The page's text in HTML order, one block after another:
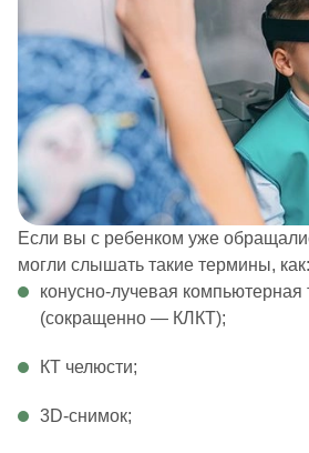
Если вы с ребенком уже
могли слышать такие термины, как:
конусно-лучевая
(сокращенно — КЛКТ);
КТ челюсти;
3D-снимок;